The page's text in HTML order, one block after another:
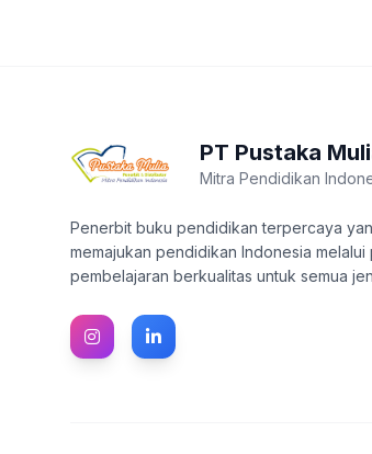
PT Pustaka
Mitra Pendidikan
Penerbit buku pendidikan terpercaya
memajukan pendidikan Indonesia
pembelajaran berkualitas untuk semua